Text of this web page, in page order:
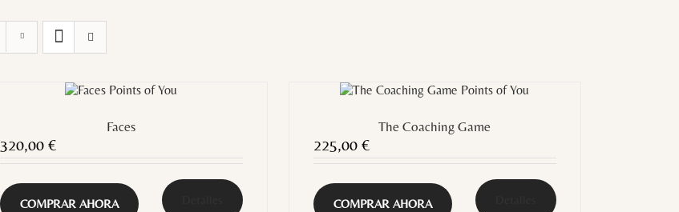
Faces
320,00 €
COMPRAR AHORA
The Coaching Game
225,00 €
COMPRAR AHORA